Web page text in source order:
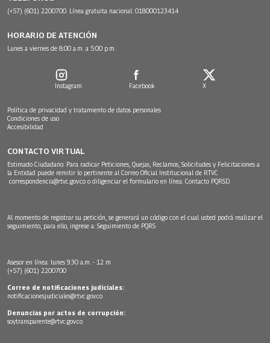
(+57) (601) 2200700. Línea gratuita nacional: 018000123414
HORARIO DE ATENCIÓN
Lunes a viernes de 8:00 a.m. a 5:00 p.m.
Instagram Facebook X
Política de privacidad y tratamiento de datos personales
Condiciones de uso
Accesibilidad
CONTACTO VIRTUAL
Estimado Ciudadano: Para radicar Peticiones, Quejas, Reclamos, Solicitudes y Felicitaciones a
la Entidad puede remitir lo pertinente al Correo Oficial Institucional de RTVC
correspondencia@rtvc.gov.co o diligenciar el formulario en línea: Contacto PQRSD.
Al momento de registrar su petición, se generará un código con el cual usted podrá realizar el
seguimiento, para ello, ingrese a: Seguimiento de PQRS
Asesor en línea: lunes 9:30 a.m. - 12 m
(+57) (601) 2200700
Correo de notificaciones judiciales:
notificacionesjudiciales@rtvc.gov.co
Denuncias por actos de corrupción:
soytransparente@rtvc.gov.co